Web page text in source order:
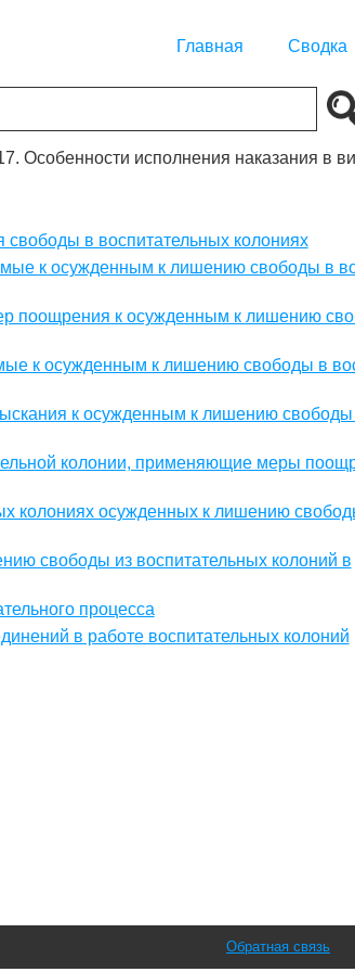
Главная Сводка
Особенности исполнения наказания в
в воспитательных колониях
к осужденным к лишению свободы в
поощрения к осужденным к лишению
к осужденным к лишению свободы в
к осужденным к лишению свободы
колонии, применяющие меры
колониях осужденных к лишению
свободы из воспитательных колоний в
процесса
в работе воспитательных колоний
Обратная связь